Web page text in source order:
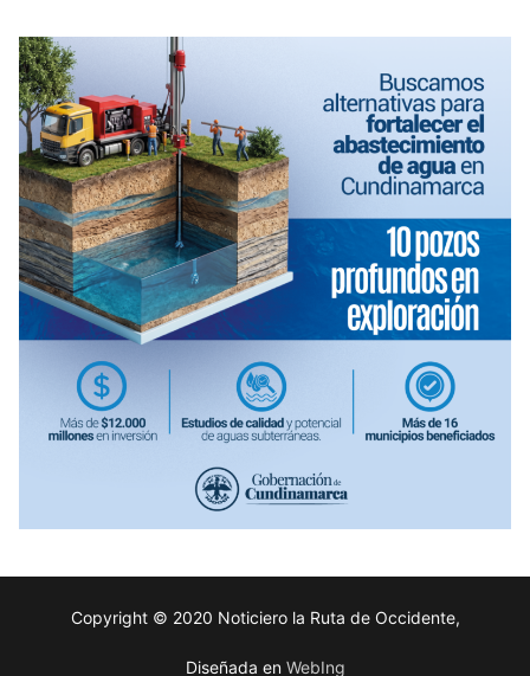
Copyright © 2020 Noticiero la Ruta de Occidente,
Diseñada en WebIng